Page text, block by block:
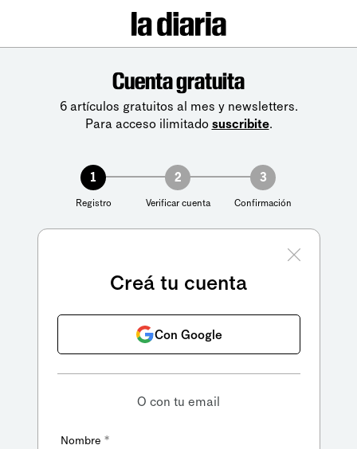
Cuenta gratuita
6 artículos gratuitos al mes y newsletters.
Para acceso ilimitado suscribite.
1
Registro
2
Verificar cuenta
3
Confirmación
Creá tu cuenta
Con Google
O con tu email
Nombre *